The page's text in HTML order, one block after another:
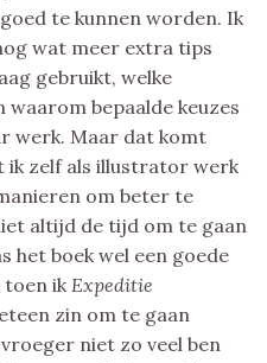
te kunnen worden. Ik
wat meer extra tips
gebruikt, welke
bepaalde keuzes
werk. Maar dat komt
ik zelf als illustrator werk
om beter te
altijd de tijd om te gaan
het boek wel een goede
toen ik Expeditie
zin om te gaan
niet zo veel ben